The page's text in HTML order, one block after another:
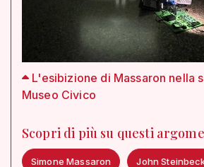
L'esibizione di Massaron nella
Museo Civico
Scopri di più su questi
Simone Massaron John